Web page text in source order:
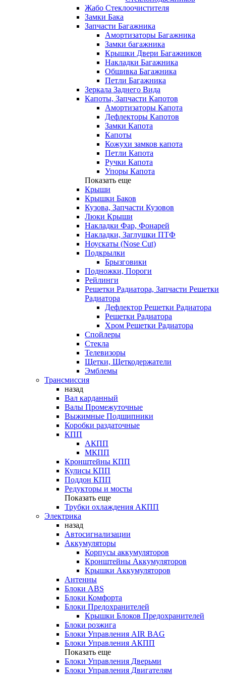
Жабо Стеклоочистителя
Замки Бака
Запчасти Багажника
Амортизаторы Багажника
Замки багажника
Крышки Двери Багажников
Накладки Багажника
Обшивка Багажника
Петли Багажника
Зеркала Заднего Вида
Капоты, Запчасти Капотов
Амортизаторы Капота
Дефлекторы Капотов
Замки Капота
Капоты
Кожухи замков капота
Петли Капота
Ручки Капота
Упоры Капота
Показать еще
Крыши
Крышки Баков
Кузова, Запчасти Кузовов
Люки Крыши
Накладки Фар, Фонарей
Накладки, Заглушки ПТФ
Ноускаты (Nose Cut)
Подкрылки
Брызговики
Подножки, Пороги
Рейлинги
Решетки Радиатора, Запчасти Решетки
Радиатора
Дефлектор Решетки Радиатора
Решетки Радиатора
Хром Решетки Радиатора
Спойлеры
Стекла
Телевизоры
Щетки, Щеткодержатели
Эмблемы
Трансмиссия
назад
Вал карданный
Валы Промежуточные
Выжимные Подшипники
Коробки раздаточные
КПП
АКПП
МКПП
Кронштейны КПП
Кулисы КПП
Поддон КПП
Редукторы и мосты
Показать еще
Трубки охлаждения АКПП
Электрика
назад
Автосигнализации
Аккумуляторы
Корпусы аккумуляторов
Кронштейны Аккумуляторов
Крышки Аккумуляторов
Антенны
Блоки ABS
Блоки Комфорта
Блоки Предохранителей
Крышки Блоков Предохранителей
Блоки розжига
Блоки Управления AIR BAG
Блоки Управления АКПП
Показать еще
Блоки Управления Дверьми
Блоки Управления Двигателям